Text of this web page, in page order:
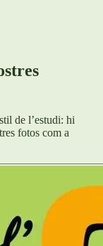
de l’estudi: hi
fotos com a